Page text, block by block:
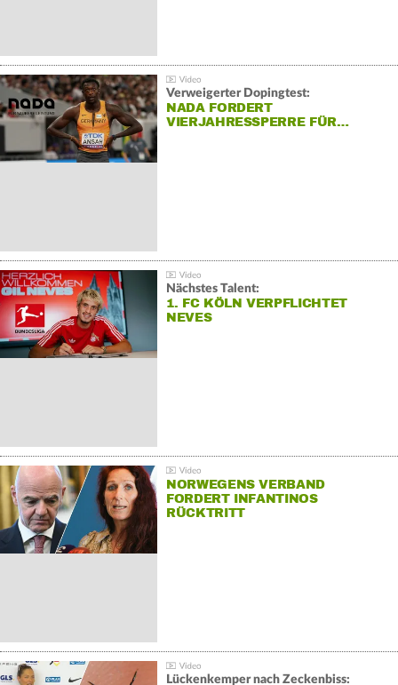
Verweigerter Dopingtest:
NADA FORDERT
VIERJAHRESSPERRE FÜR…
Nächstes Talent:
1. FC KÖLN VERPFLICHTET
NEVES
NORWEGENS VERBAND
FORDERT INFANTINOS
RÜCKTRITT
Lückenkemper nach Zeckenbiss: